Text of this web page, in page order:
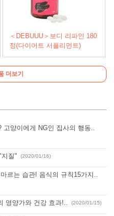
＜DEBUUU＞보디 리파인 180
정(다이어트 서플리먼트)
더보기
고양이에게 NG인 집사의 행동..
지질" (2020/01/16)
마르는 습관! 음식의 규칙15가지..
영양가와 건강 효과!.. (2020/01/15)